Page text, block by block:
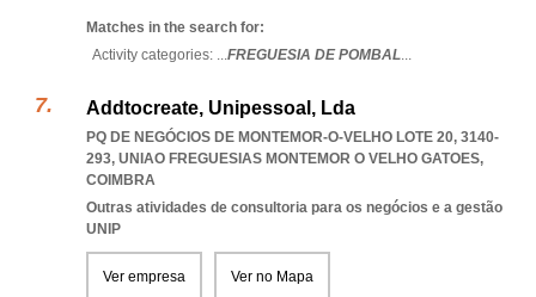
Matches in the search for:
Activity categories: ...FREGUESIA DE POMBAL...
Addtocreate, Unipessoal, Lda
PQ DE NEGÓCIOS DE MONTEMOR-O-VELHO LOTE 20, 3140-
293, UNIAO FREGUESIAS MONTEMOR O VELHO GATOES,
COIMBRA
Outras atividades de consultoria para os negócios e a gestão
UNIP
Ver empresa Ver no Mapa